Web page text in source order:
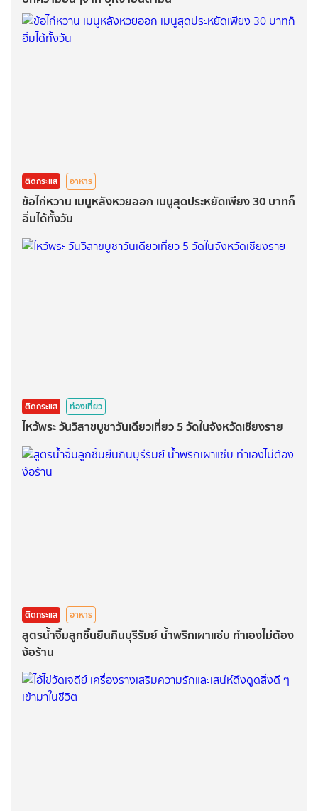
ติดกระแส อาหาร
ข้อไก่หวาน เมนูหลังหวยออก เมนูสุดประหยัดเพียง 30 บาทก็
อิ่มได้ทั้งวัน
ติดกระแส ท่องเที่ยว
ไหว้พระ วันวิสาขบูชาวันเดียวเที่ยว 5 วัดในจังหวัดเชียงราย
ติดกระแส อาหาร
สูตรน้ำจิ้มลูกชิ้นยืนกินบุรีรัมย์ น้ำพริกเผาแซ่บ ทำเองไม่ต้อง
ง้อร้าน